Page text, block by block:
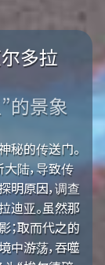
多拉
的景象
秘的传送门。
陆，导致传
明原因，调查
迪亚。虽然那
；取而代之的
中游荡，吞噬